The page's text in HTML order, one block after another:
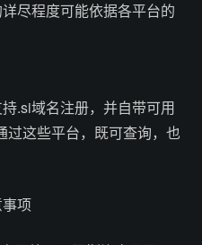
尽程度可能依据各平台的
.si域名注册，并自带可用
过这些平台，既可查询，也
项